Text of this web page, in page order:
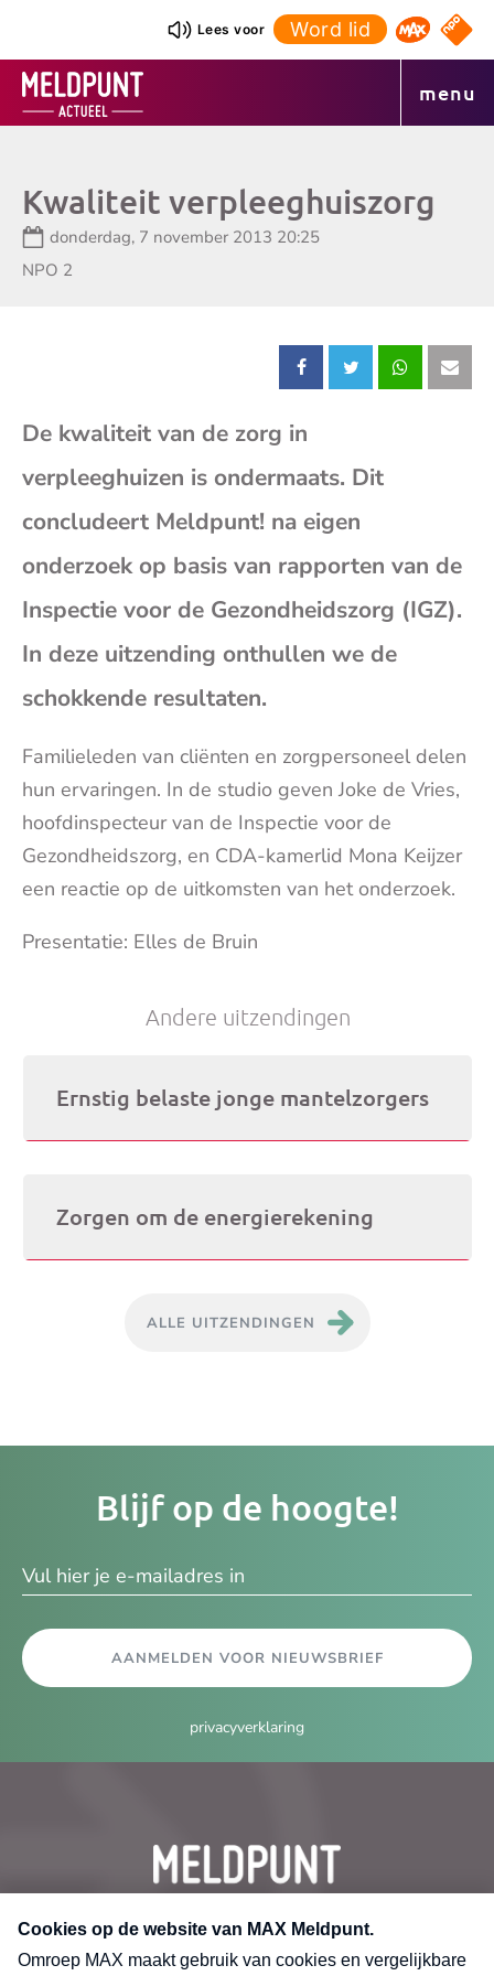
inhoud
Lees voor Word lid Omroep
NPO
menu
Kwaliteit verpleeghuiszorg
Datum:
donderdag, 7 november 2013 20:25
Zender:
NPO 2
Deel
dit
bericht
op
Facebook
Deel
op
X
Deel
op op
E-
je
e-
De kwaliteit van de zorg in
verpleeghuizen is ondermaats. Dit
concludeert Meldpunt! na eigen
onderzoek op basis van rapporten van de
Inspectie voor de Gezondheidszorg (IGZ).
In deze uitzending onthullen we de
schokkende resultaten.
Familieleden van cliënten en zorgpersoneel delen
hun ervaringen. In de studio geven Joke de Vries,
hoofdinspecteur van de Inspectie voor de
Gezondheidszorg, en CDA-kamerlid Mona Keijzer
een reactie op de uitkomsten van het onderzoek.
Presentatie: Elles de Bruin
Andere uitzendingen
Ernstig belaste jonge mantelzorgers
Zorgen om de energierekening
ALLE UITZENDINGEN
Blijf op de hoogte!
AANMELDEN VOOR NIEUWSBRIEF
privacyverklaring
CONTACT